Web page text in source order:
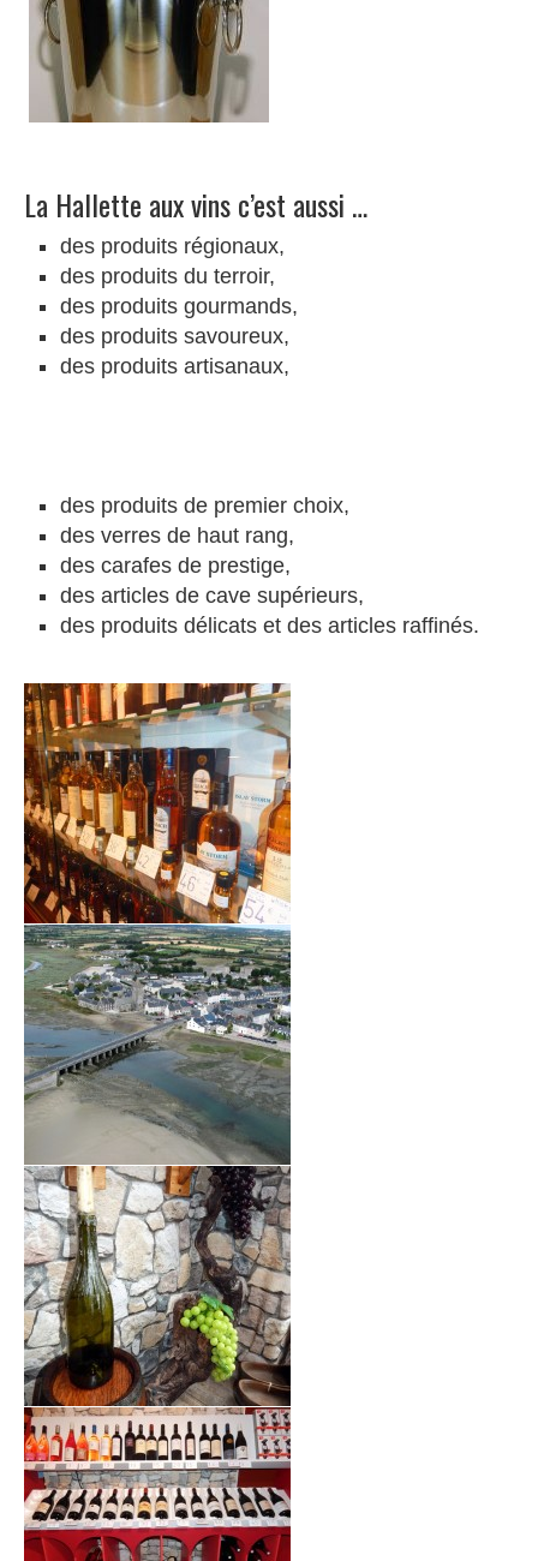
La Hallette aux vins c’est aussi …
des produits régionaux,
des produits du terroir,
des produits gourmands,
des produits savoureux,
des produits artisanaux,
des produits de premier choix,
des verres de haut rang,
des carafes de prestige,
des articles de cave supérieurs,
des produits délicats et des articles raffinés.